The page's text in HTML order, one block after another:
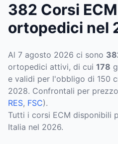
382 Corsi
ortopedici nel
Al 7 agosto 2026 ci sono
ortopedici attivi, di cui 178
e validi per l'obbligo di 150
2028. Confrontali per
RES, FSC).
Tutti i corsi ECM disponibili
Italia nel 2026.